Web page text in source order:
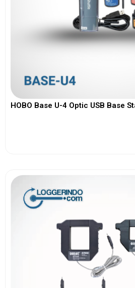
HOBO Base U-4 Optic USB Base